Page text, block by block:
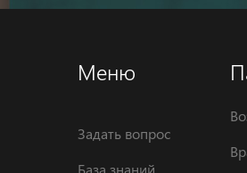
Меню
Задать вопрос
База знаний